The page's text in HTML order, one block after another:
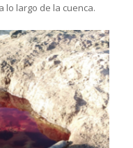
lo largo de la cuenca.